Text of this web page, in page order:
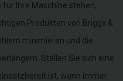
für Ihre Maschine stehen,
Produkten von Briggs &
minimieren und die
Stellen Sie sich eine
ist, wann immer